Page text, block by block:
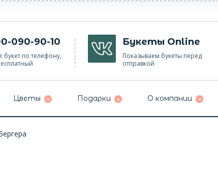
090-90-10
букет по телефону,
Букеты Online
Показываем букеты перед
отправкой
Цветы Подарки О компании